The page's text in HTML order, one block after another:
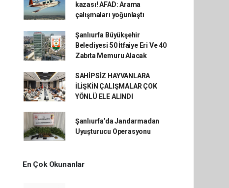
kazası! AFAD: Arama
çalışmaları yoğunlaştı
Şanlıurfa Büyükşehir
Belediyesi 50 İtfaiye Eri Ve 40
Zabıta Memuru Alacak
SAHİPSİZ HAYVANLARA
İLİŞKİN ÇALIŞMALAR ÇOK
YÖNLÜ ELE ALINDI
Şanlıurfa’da Jandarmadan
Uyuşturucu Operasyonu
En Çok Okunanlar